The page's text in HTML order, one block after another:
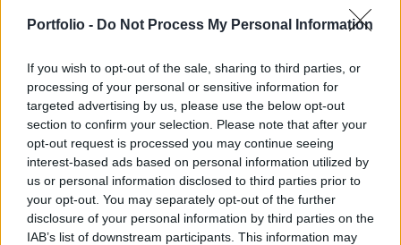
Portfolio - Do Not Process My Personal Information
If you wish to opt-out of the sale, sharing to third parties, or
processing of your personal or sensitive information for
targeted advertising by us, please use the below opt-out
section to confirm your selection. Please note that after your
opt-out request is processed you may continue seeing
interest-based ads based on personal information utilized by
us or personal information disclosed to third parties prior to
your opt-out. You may separately opt-out of the further
disclosure of your personal information by third parties on the
IAB’s list of downstream participants. This information may
hogy 63 m EUR költségmegtakarítást érjen el éves
divíziója nyereségesen működjön.
Az OM AB 1,600 alkalmazottat foglalkoztat, a tőzsdét
üzemeltető társaság helyzete a 2000-ben a technológiai és
telekom részvények gyökeres átértékelődésével változott
meg negatívan. A társaság a visszaesett befektetői
érdeklődés hatására azonban nem csak a technológiai
papírok kereskedését kénytelen átszervezni, hanem az
energia szekció üzemeltetését is. Az alábbi...